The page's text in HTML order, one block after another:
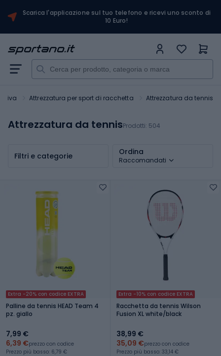
Scarica l'applicazione sul tuo telefono e ricevi uno sconto di
10 Euro!
Attrezzatura per sport di racchetta Attrezzatura da tennis
Attrezzatura da tennisProdotti: 504
Filtri e categorie Ordina
Raccomandati
Extra -20% con codice EXTRA
Palline da tennis HEAD Team 4
pz. giallo
7,99 €
6,39 €prezzo con codice
Prezzo più basso: 6,79 €
Extra -10% con codice EXTRA
Racchetta da tennis Wilson
Fusion XL white/black
38,99 €
35,09 €prezzo con codice
Prezzo più basso: 33,14 €